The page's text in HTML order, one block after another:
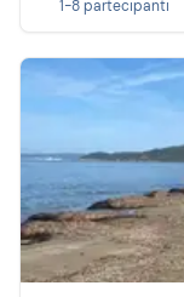
1-8 partecipanti